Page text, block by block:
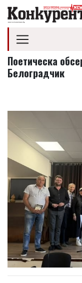
Поетическа
Белоградчик